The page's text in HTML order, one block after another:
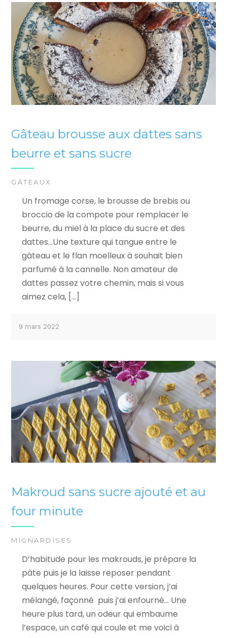
Gâteau brousse aux dattes sans
beurre et sans sucre
GÂTEAUX
Un fromage corse, le brousse de brebis ou
broccio de la compote pour remplacer le
beurre, du miel à la place du sucre et des
dattes…Une texture qui tangue entre le
gâteau et le flan moelleux à souhait bien
parfumé à la cannelle. Non amateur de
dattes passez votre chemin, mais si vous
aimez cela, […]
9 mars 2022
Makroud sans sucre ajouté et au
four minute
MIGNARDISES
D’habitude pour les makrouds, je prépare la
pâte puis je la laisse reposer pendant
quelques heures. Pour cette version, j’ai
mélangé, façonné puis j’ai enfourné… Une
heure plus tard, un odeur qui embaume
l’espace, un café qui coule et me voici à